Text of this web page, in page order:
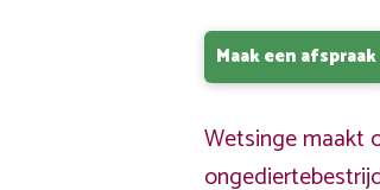
Maak een afspraak
Wetsinge maakt